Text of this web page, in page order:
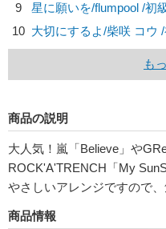
9
星に願いを/flumpool /初
10 大切にするよ/柴咲 コウ
も
商品の説明
大人気！嵐「Believe」や
ROCK'A'TRENCH「My
やさしいアレンジですので
商品情報